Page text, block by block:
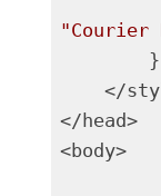
"Courier
</head>
<body>